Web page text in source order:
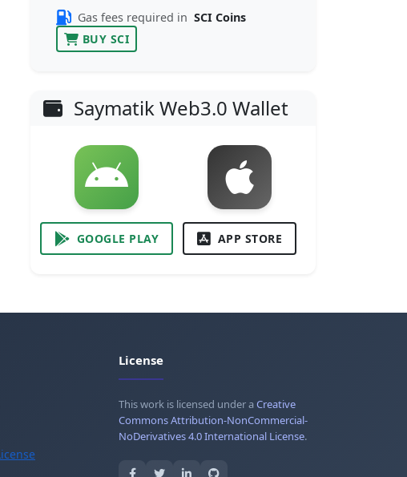
Gas fees required in SCI Coins
BUY SCI
Saymatik Web3.0 Wallet
GOOGLE PLAY APP STORE
License
This work is licensed under aCreative
Commons Attribution-NonCommercial-
NoDerivatives 4.0 International License.